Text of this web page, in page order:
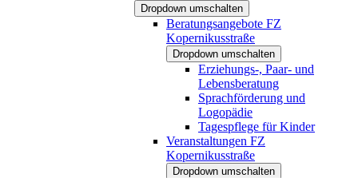
Dropdown umschalten
Beratungsangebote FZ
Kopernikusstraße
Dropdown umschalten
Erziehungs-, Paar- und
Lebensberatung
Sprachförderung und
Logopädie
Tagespflege für Kinder
Veranstaltungen FZ
Kopernikusstraße
Dropdown umschalten